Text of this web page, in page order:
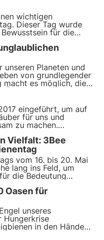
wichtigen
Dieser Tag wurde
für die
unseren Planeten und
denen sie
unseren Planeten und
von grundlegender
macht es möglich, die
zu
- viele Lebensmittel
sonst nicht verfügbar
eingeführt, um auf
für uns und
zu machen.
zu unserem
in den letzten
zunehmend
Vielfalt: 3Bee
vom 16. bis 20. Mai
lang ins Feld, um
die Bedeutung
mit dem
Erhaltung der
Oasen für
unseres
Hungerkrise
in den Händen
finden, kämpfen